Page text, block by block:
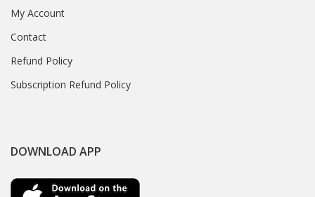
My Account
Contact
Refund Policy
Subscription Refund Policy
DOWNLOAD APP